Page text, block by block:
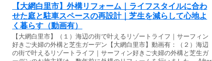
【大網白里市】外構リフォーム｜ライフスタイルに合わ
せた庭と駐車スペースの再設計｜芝生を減らして心地よ
く暮らす（動画有）
【大網白里市】（１）海辺の街で叶えるリゾートライフ｜サーフィン
好きご夫婦の外構と芝生ガーデン【大網白里市】動画有：（２）海辺
の街で叶えるリゾートライフ｜サーフィン好きご夫婦の外構と芝生ガ